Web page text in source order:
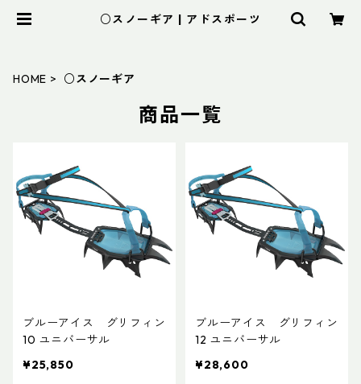
○スノーギア | アドスポーツ
HOME ○スノーギア
商品一覧
ブルーアイス グリフィン
10 ユニバーサル
¥25,850
ブルーアイス グリフィン
12 ユニバーサル
¥28,600